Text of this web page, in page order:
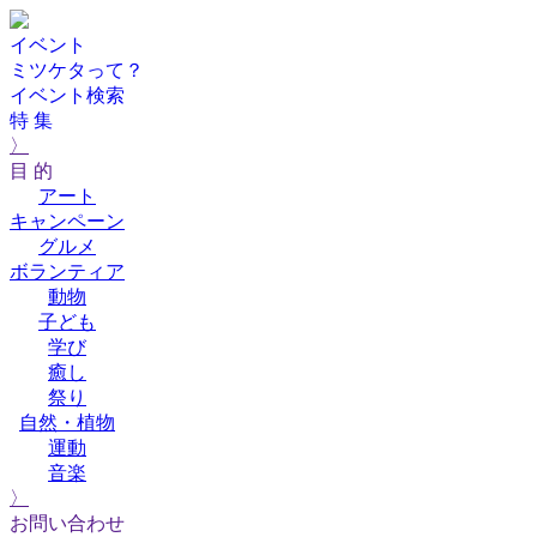
イベント
ミツケタって？
イベント検索
特 集
〉
目 的
アート
キャンペーン
グルメ
ボランティア
動物
子ども
学び
癒し
祭り
自然・植物
運動
音楽
〉
お問い合わせ